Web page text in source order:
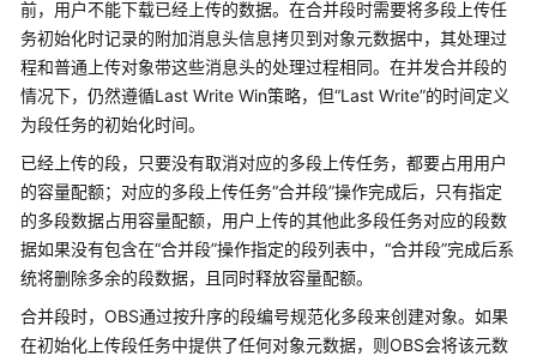
告
产
品
介
计
费
说
明
快
前，用户不能下载已经上传的数据。在合并段时需要将多段上传任
务初始化时记录的附加消息头信息拷贝到对象元数据中，其处理过
程和普通上传对象带这些消息头的处理过程相同。在并发合并段的
情况下，仍然遵循Last Write Win策略，但“Last Write”的时间定义
为段任务的初始化时间。
已经上传的段，只要没有取消对应的多段上传任务，都要占用用户
的容量配额；对应的多段上传任务“合并段”操作完成后，只有指定
的多段数据占用容量配额，用户上传的其他此多段任务对应的段数
据如果没有包含在“合并段”操作指定的段列表中，“合并段”完成后系
统将删除多余的段数据，且同时释放容量配额。
合并段时，OBS通过按升序的段编号规范化多段来创建对象。如果
在初始化上传段任务中提供了任何对象元数据，则OBS会将该元数